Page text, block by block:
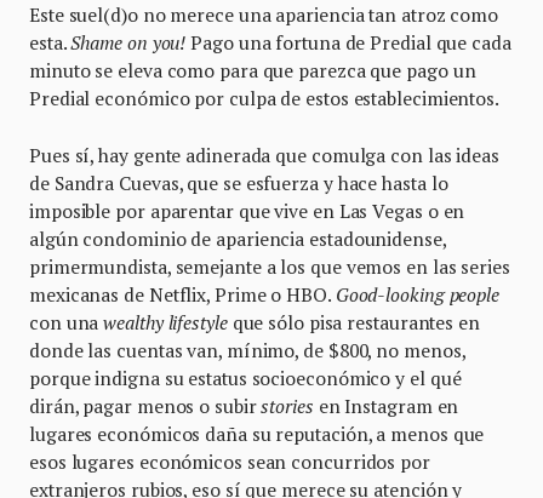
Este suel(d)o no merece una apariencia tan atroz como
esta.Shame on you!Pago una fortuna de Predial que cada
minuto se eleva como para que parezca que pago un
Predial económico por culpa de estos establecimientos.
Pues sí, hay gente adinerada que comulga con las ideas
de Sandra Cuevas, que se esfuerza y hace hasta lo
imposible por aparentar que vive en Las Vegas o en
algún condominio de apariencia estadounidense,
primermundista, semejante a los que vemos en las series
mexicanas de Netflix, Prime o HBO. Good-looking people
con unawealthy lifestyleque sólo pisa restaurantes en
donde las cuentas van, mínimo, de $800, no menos,
porque indigna su estatus socioeconómico y el qué
dirán, pagar menos o subirstories en Instagram en
lugares económicos daña su reputación, a menos que
esos lugares económicos sean concurridos por
extranjeros rubios, eso sí que merece su atención y